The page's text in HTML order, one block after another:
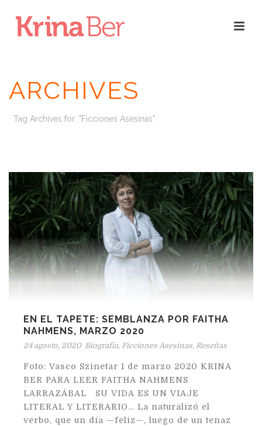
ARCHIVES
Tag Archives for: "Ficciones Asesinas"
EN EL TAPETE: SEMBLANZA POR FAITHA
NAHMENS, MARZO 2020
24 agosto, 2020 Biografía, Ficciones Asesinas, Reseñas
Foto: Vasco Szinetar 1 de marzo 2020 KRINA
BER PARA LEER FAITHA NAHMENS
LARRAZÁBAL SU VIDA ES UN VIAJE
LITERAL Y LITERARIO… La naturalizó el
verbo, que un día —feliz—, luego de un tenaz